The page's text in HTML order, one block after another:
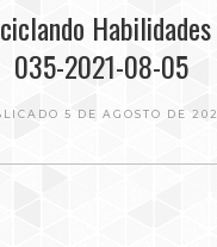
035-2021-08-05
5 DE AGOSTO DE